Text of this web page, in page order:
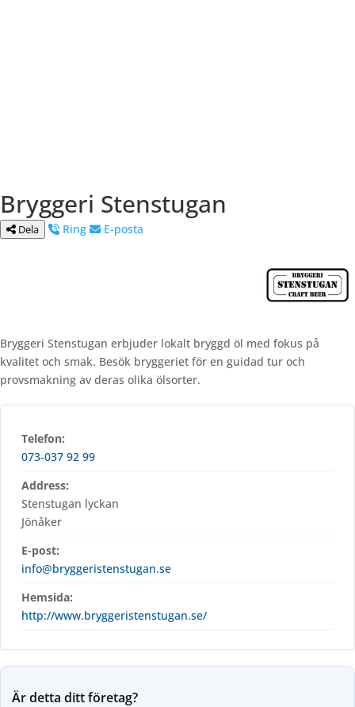
Bryggeri Stenstugan
Dela Ring E-posta
Bryggeri Stenstugan erbjuder lokalt bryggd öl med fokus på
kvalitet och smak. Besök bryggeriet för en guidad tur och
provsmakning av deras olika ölsorter.
Telefon:
073-037 92 99
Address:
Stenstugan lyckan
Jönåker
E-post:
info@bryggeristenstugan.se
Hemsida:
http://www.bryggeristenstugan.se/
Är detta ditt företag?